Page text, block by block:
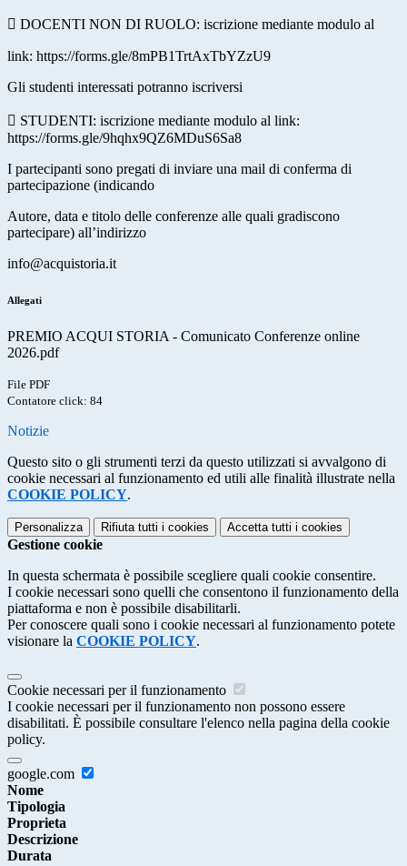
 DOCENTI NON DI RUOLO: iscrizione mediante modulo al
link: https://forms.gle/8mPB1TrtAxTbYZzU9
Gli studenti interessati potranno iscriversi
 STUDENTI: iscrizione mediante modulo al link:
https://forms.gle/9hqhx9QZ6MDuS6Sa8
I partecipanti sono pregati di inviare una mail di conferma di
partecipazione (indicando
Autore, data e titolo delle conferenze alle quali gradiscono
partecipare) all’indirizzo
info@acquistoria.it
Allegati
PREMIO ACQUI STORIA - Comunicato Conferenze online
2026.pdf
File PDF
Contatore click: 84
Notizie
Questo sito o gli strumenti terzi da questo utilizzati si avvalgono di
cookie necessari al funzionamento ed utili alle finalità illustrate nella
COOKIE POLICY.
Personalizza Rifiuta tutti i cookies Accetta tutti i cookies
Gestione cookie
In questa schermata è possibile scegliere quali cookie consentire.
I cookie necessari sono quelli che consentono il funzionamento della
piattaforma e non è possibile disabilitarli.
Per conoscere quali sono i cookie necessari al funzionamento potete
visionare la COOKIE POLICY.
Cookie necessari per il funzionamento
I cookie necessari per il funzionamento non possono essere
disabilitati. È possibile consultare l'elenco nella pagina della cookie
policy.
google.com
Nome
Tipologia
Proprieta
Descrizione
Durata